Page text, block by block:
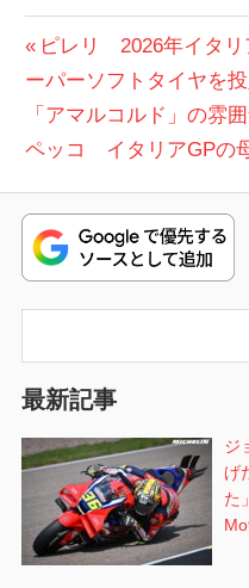
投
稿
ナ
ビ
ゲ
ー
ン
前
の
投
稿:
ピレリ 2026年イタリ
ーパーソフトタイヤを
次
の
稿:
「アマルコルド」の雰
ペッコ イタリアGPの
最新記事
ジ
げ
た